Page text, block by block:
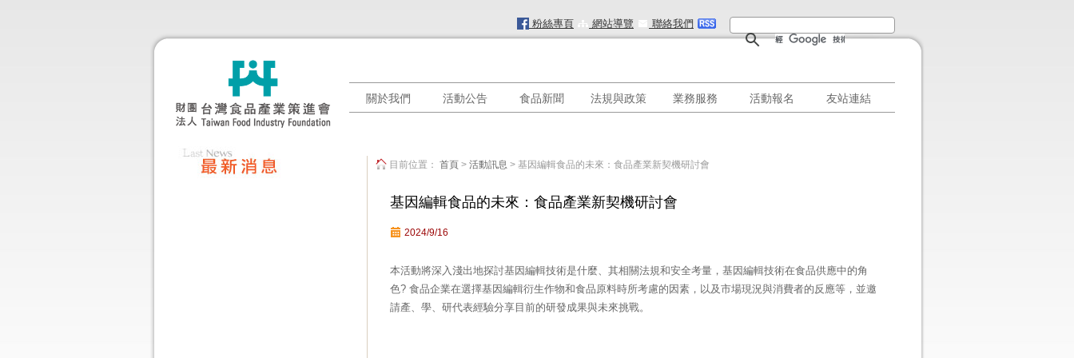
粉絲專頁 網站導覽 聯絡我們
關於我們 活動公告 食品新聞 法規與政策 業務服務 活動報名 友站連結
目前位置： 首頁> 活動訊息 > 基因編輯食品的未來：食品產業新契機研討會
基因編輯食品的未來：食品產業新契機研討會
2024/9/16
本活動將深入淺出地探討基因編輯技術是什麼、其相關法規和安全考量，基因編輯技術在食品供應中的角
色? 食品企業在選擇基因編輯衍生作物和食品原料時所考慮的因素，以及市場現況與消費者的反應等，並邀
請產、學、研代表經驗分享目前的研發成果與未來挑戰。